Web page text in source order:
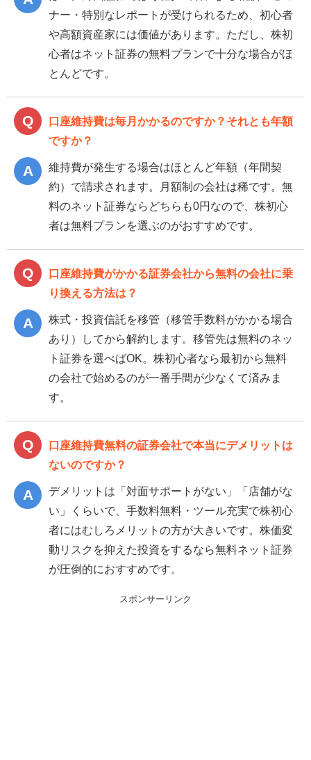
ナー・特別なレポートが受けられるため、初心者
や高額資産家には価値があります。ただし、株初
心者はネット証券の無料プランで十分な場合がほ
とんどです。
口座維持費は毎月かかるのですか？それとも年額
ですか？
維持費が発生する場合はほとんど年額（年間契
約）で請求されます。月額制の会社は稀です。無
料のネット証券ならどちらも0円なので、株初心
者は無料プランを選ぶのがおすすめです。
口座維持費がかかる証券会社から無料の会社に乗
り換える方法は？
株式・投資信託を移管（移管手数料がかかる場合
あり）してから解約します。移管先は無料のネッ
ト証券を選べばOK。株初心者なら最初から無料
の会社で始めるのが一番手間が少なくて済みま
す。
口座維持費無料の証券会社で本当にデメリットは
ないのですか？
デメリットは「対面サポートがない」「店舗がな
い」くらいで、手数料無料・ツール充実で株初心
者にはむしろメリットの方が大きいです。株価変
動リスクを抑えた投資をするなら無料ネット証券
が圧倒的におすすめです。
スポンサーリンク